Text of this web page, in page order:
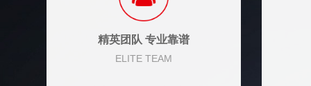
精英团队 专业靠谱
ELITE TEAM